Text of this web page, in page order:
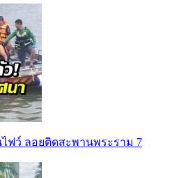
ฟว์ ลอยติดสะพานพระราม 7